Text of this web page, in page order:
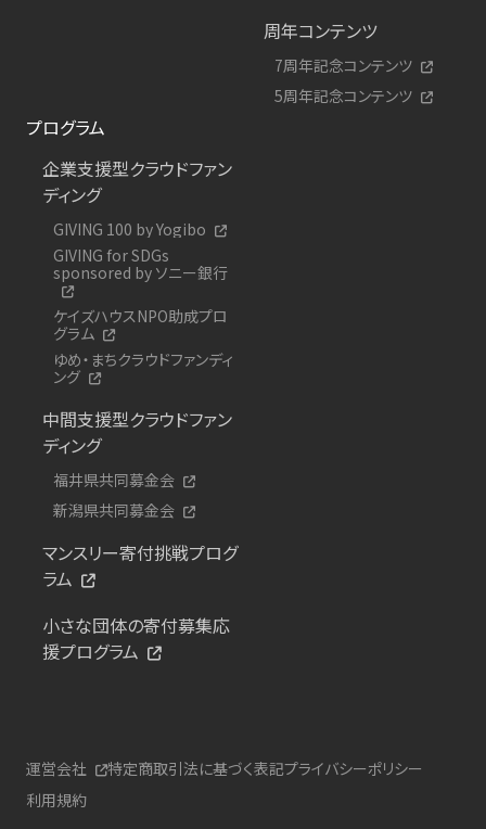
周年コンテンツ
7周年記念コンテンツ
5周年記念コンテンツ
プログラム
企業支援型クラウドファン
ディング
GIVING 100 by Yogibo
GIVING for SDGs
sponsored by ソニー銀行
ケイズハウスNPO助成プロ
グラム
ゆめ・まちクラウドファンディ
ング
中間支援型クラウドファン
ディング
福井県共同募金会
新潟県共同募金会
マンスリー寄付挑戦プログ
ラム
小さな団体の寄付募集応
援プログラム
運営会社 特定商取引法に基づく表記プライバシーポリシー
利用規約